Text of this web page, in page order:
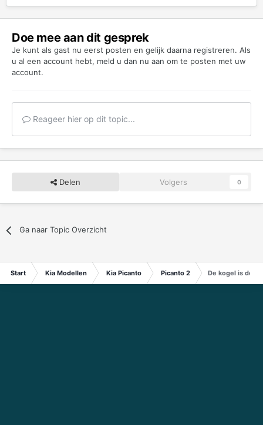
Doe mee aan dit gesprek
Je kunt als gast nu eerst posten en gelijk daarna registreren. Als
u al een account hebt, meld u dan nu aan om te posten met uw
account.
Reageer hier op dit topic...
Delen Volgers 0
Ga naar Topic Overzicht
Start Kia Modellen Kia Picanto Picanto 2 De kogel is door